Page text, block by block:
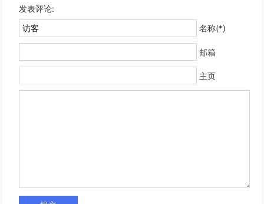
发表评论:
名称(*)
邮箱
主页